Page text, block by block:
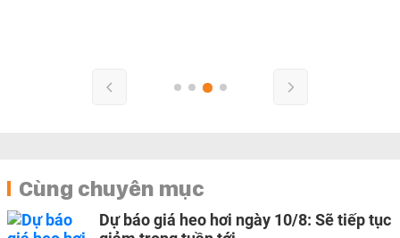
Cùng chuyên mục
Dự báo giá heo hơi ngày 10/8: Sẽ tiếp tục